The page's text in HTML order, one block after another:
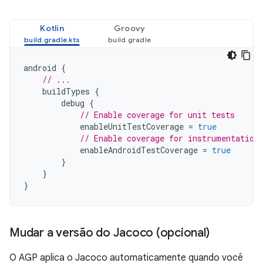
Kotlin Groovy
android {
// ...
buildTypes {
debug {
// Enable coverage for unit tests
enableUnitTestCoverage = true
// Enable coverage for
enableAndroidTestCoverage = true
}
}
}
Mudar a versão do Jacoco (opcional)
O AGP aplica o Jacoco automaticamente quando você